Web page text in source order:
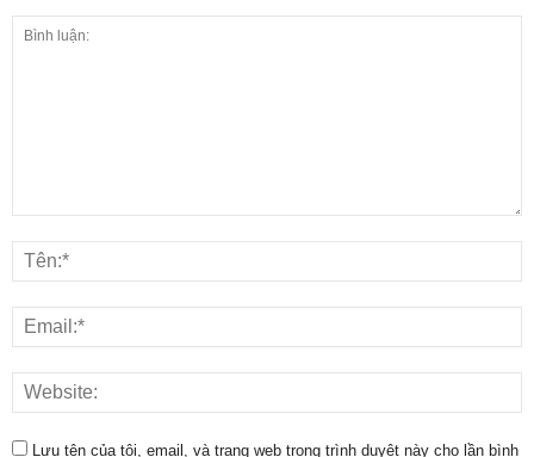
Lưu tên của tôi, email, và trang web trong trình duyệt này cho lần bình